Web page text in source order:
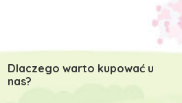
Dlaczego warto kupować u
nas?